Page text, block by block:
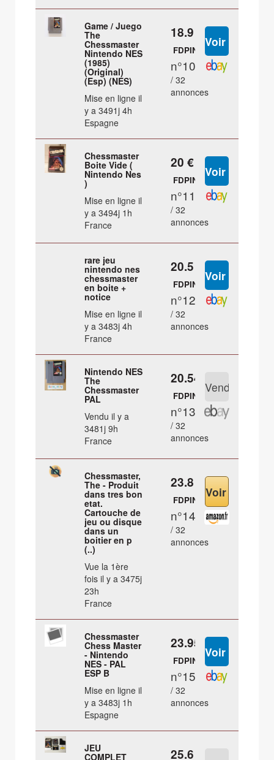
Game / Juego
The
Chessmaster
Nintendo NES
(1985)
(Original)
(Esp) (NES)
Mise en ligne il
y a 3491j 4h
Espagne
18.9 €
FDPIN
n°10
/ 32
annonces
Chessmaster
Boite Vide (
Nintendo Nes
)
Mise en ligne il
y a 3494j 1h
France
20 €
FDPIN
n°11
/ 32
annonces
rare jeu
nintendo nes
chessmaster
en boite +
notice
Mise en ligne il
y a 3483j 4h
France
20.5 €
FDPIN
n°12
/ 32
annonces
Nintendo NES
The
Chessmaster
PAL
Vendu il y a
3481j 9h
France
20.54 €
FDPIN
n°13
/ 32
annonces
Chessmaster,
The - Produit
dans tres bon
etat.
Cartouche de
jeu ou disque
dans un
boitier en p
(..)
Vue la 1ère
fois il y a 3475j
23h
France
23.8 €
FDPIN
n°14
/ 32
annonces
Chessmaster
Chess Master
- Nintendo
NES - PAL
ESP B
Mise en ligne il
y a 3483j 1h
Espagne
23.95 €
FDPIN
n°15
/ 32
annonces
JEU
COMPLET 25.6 €